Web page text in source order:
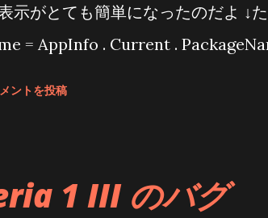
はこんな... [ブログカード風リンク
示がとても簡単になったのだ
= AppInfo . Current .
で・・・AndroidManifest.xmlにも
ントを投稿
1 III のバグ